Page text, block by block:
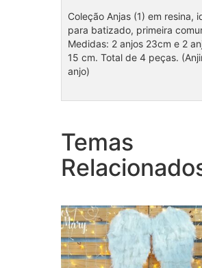
Coleção Anjas (1) em resina,
para batizado, primeira
Medidas: 2 anjos 23cm e 2
15 cm. Total de 4 peças.
anjo)
Temas
Coleção Anjinho